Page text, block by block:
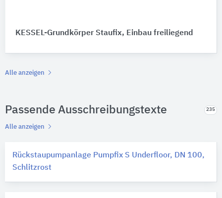
KESSEL-Grundkörper Staufix, Einbau freiliegend
Alle anzeigen
Passende Ausschreibungstexte 235
Alle anzeigen
Rückstaupumpanlage Pumpfix S Underfloor, DN 100,
Schlitzrost